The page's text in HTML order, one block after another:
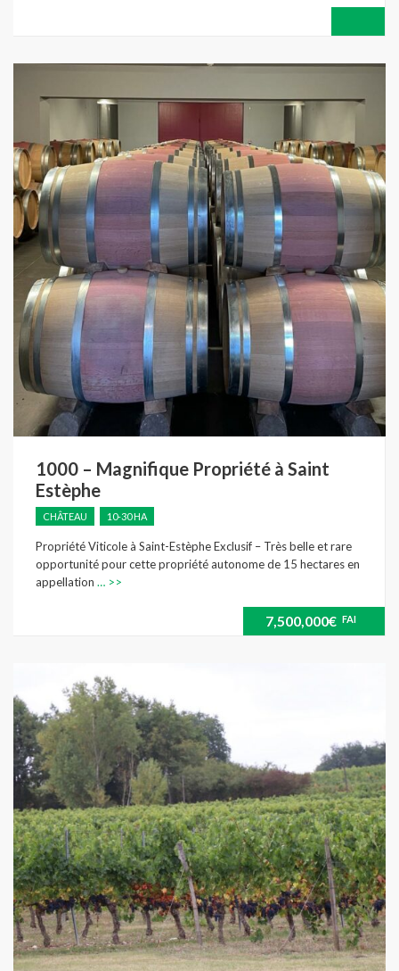
1000 – Magnifique Propriété à Saint
Estèphe
CHÂTEAU 10-30 HA
Propriété Viticole à Saint-Estèphe Exclusif – Très belle et rare
opportunité pour cette propriété autonome de 15 hectares en
appellation … >>
7,500,000€ FAI